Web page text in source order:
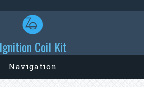
Ignition Coil Kit
Navigation